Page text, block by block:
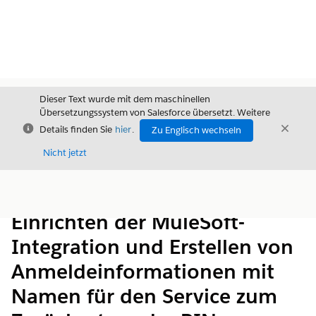
Schließen
Dieser Text wurde mit dem maschinellen
Übersetzungssystem von Salesforce übersetzt. Weitere
Details finden Sie hier.
Zu Englisch wechseln
Nicht jetzt
Einrichten der MuleSoft-
Integration und Erstellen von
Anmeldeinformationen mit
Namen für den Service zum